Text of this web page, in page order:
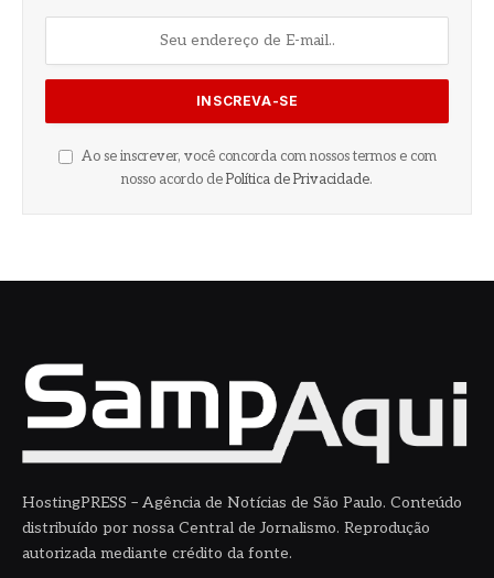
Ao se inscrever, você concorda com nossos termos e com
nosso acordo de Política de Privacidade.
HostingPRESS – Agência de Notícias de São Paulo. Conteúdo
distribuído por nossa Central de Jornalismo. Reprodução
autorizada mediante crédito da fonte.